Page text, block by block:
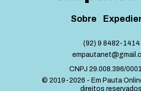
Sobre
(92) 9 8482-1414
CNPJ 29.008.396/
© 2019-2026 - Em Pauta
direitos